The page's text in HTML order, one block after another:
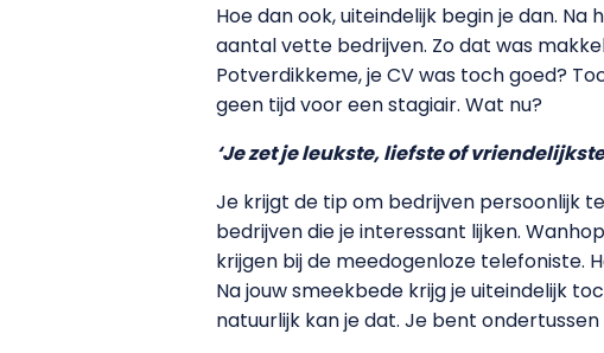
Hoe dan ook, uiteindelijk begin je dan.
aantal vette bedrijven. Zo dat was
Potverdikkeme, je CV was toch goed?
geen tijd voor een stagiair. Wat nu?
‘Je zet je leukste, liefste of
Je krijgt de tip om bedrijven persoonlijk
bedrijven die je interessant lijken.
krijgen bij de meedogenloze telefoniste.
Na jouw smeekbede krijg je uiteindelijk
natuurlijk kan je dat. Je bent